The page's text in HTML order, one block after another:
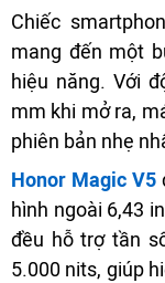
Chiếc
mang đến một
hiệu năng. Với
mm khi mở ra,
phiên bản nhẹ
Honor Magic V5
hình ngoài 6,43
đều hỗ trợ tần
5.000 nits, giúp